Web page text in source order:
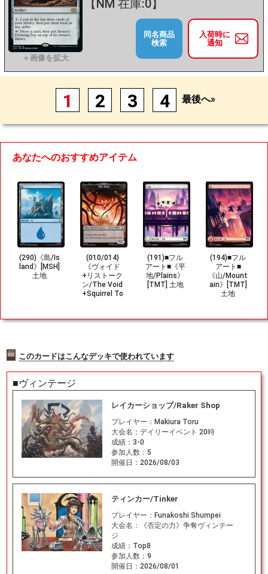
【NM 在庫:0】
入荷時に
通知
同名商品
検索
1 2 3 4 最後へ»
あなたへのおすすめアイテム
(290)《島/Is
land》[MSH]
土地
(010/014)
《ヴォイド
+リストーク
ン/The Void
+Squirrel To
(191)■フル
アート■《平
地/Plains》
[TMT] 土地
(194)■フル
アート■
《山/Mount
ain》[TMT]
土地
このカードはこんなデッキで使われています
■ヴィンテージ
レイカーショップ/Raker Shop
プレイヤー： Makiura Toru
大会名： デイリーイベント 20時
成績： 3-0
参加人数： 5
開催日： 2026/08/03
ティンカー/Tinker
プレイヤー： Funakoshi Shumpei
大会名：
《否定の力》争奪ヴィンテー
ジ
成績： Top8
参加人数： 9
開催日： 2026/08/01